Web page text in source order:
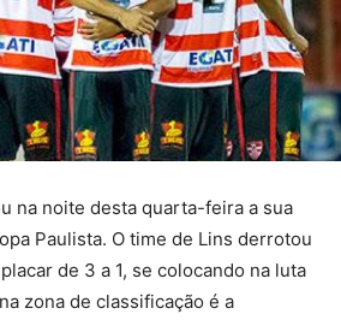
na noite desta quarta-feira a sua
Paulista. O time de Lins derrotou
de 3 a 1, se colocando na luta
zona de classificação é a